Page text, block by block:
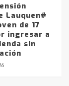
Lauquen#
de 17
ingresar a
sin
vendrá
gran parte